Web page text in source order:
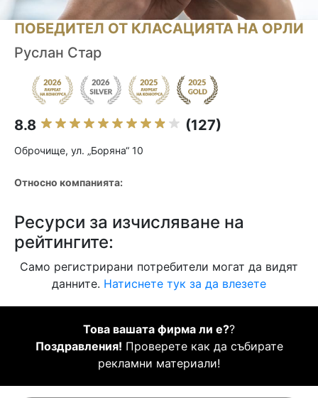
ПОБЕДИТЕЛ ОТ КЛАСАЦИЯТА НА ОРЛИ
Руслан Стар
8.8 (127)
Оброчище, ул. „Боряна“ 10
Относно компанията:
Ресурси за изчисляване на
рейтингите:
Само регистрирани потребители могат да видят
данните. Натиснете тук за да влезете
Това вашата фирма ли е??
Поздравления! Проверете как да събирате
рекламни материали!